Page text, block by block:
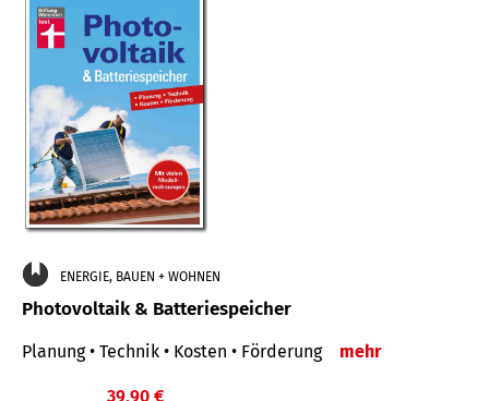
ENERGIE, BAUEN + WOHNEN
Photovoltaik & Batteriespeicher
Planung • Technik • Kosten • Förderung mehr
39,90 €